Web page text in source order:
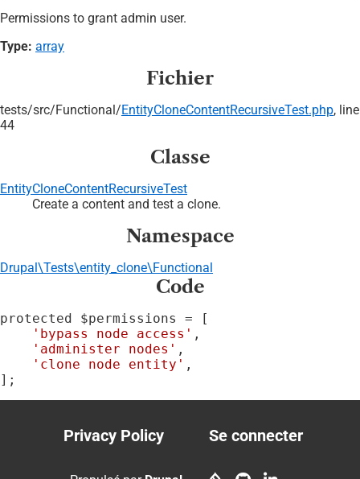
Permissions to grant admin user.
Type: array
Fichier
tests/src/Functional/EntityCloneContentRecursiveTest.php, line
44
Classe
EntityCloneContentRecursiveTest
Create a content and test a clone.
Namespace
Drupal\Tests\entity_clone\Functional
Code
protected $permissions = [
'bypass node access' ,
'administer nodes' ,
'clone node entity' ,
];
Footer
Privacy Policy Se connecter